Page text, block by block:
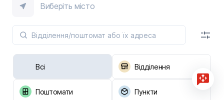
Виберіть місто
Всі Відділення
Поштомати Пункти